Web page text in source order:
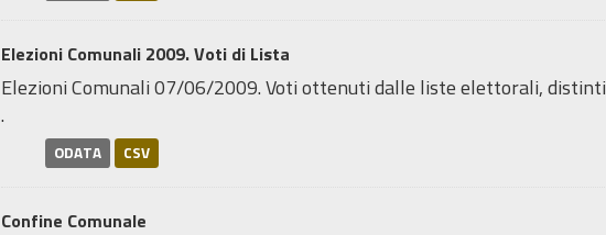
Elezioni Comunali 2009. Voti di Lista
Elezioni Comunali 07/06/2009. Voti ottenuti dalle liste elettorali,
.
ODATA CSV
Confine Comunale